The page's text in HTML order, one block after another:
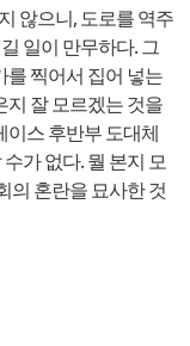
않으니, 도로를 역주
일이 만무하다. 그
찍어서 집어 넣는
지 잘 모르겠는 것을
이스 후반부 도대체
가 없다. 뭘 본지 모
의 혼란을 묘사한 것